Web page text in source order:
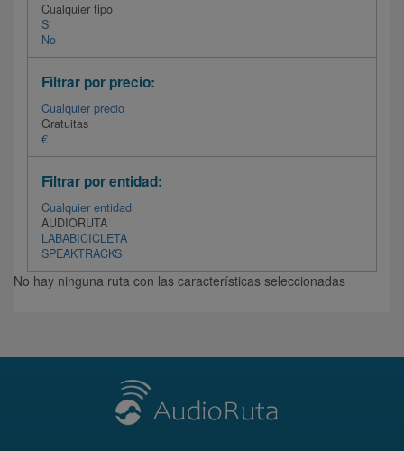
Cualquier tipo
Si
No
Filtrar por precio:
Cualquier precio
Gratuitas
€
Filtrar por entidad:
Cualquier entidad
AUDIORUTA
LABABICICLETA
SPEAKTRACKS
No hay ninguna ruta con las características seleccionadas